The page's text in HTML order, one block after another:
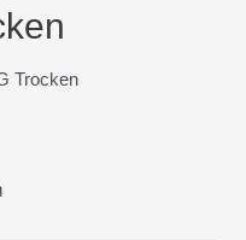
Trocken